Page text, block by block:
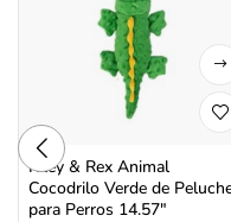
Riley & Rex Animal
Cocodrilo Verde de
para Perros 14.57″